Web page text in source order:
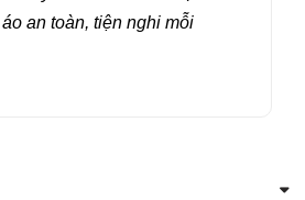
an toàn, tiện nghi mỗi